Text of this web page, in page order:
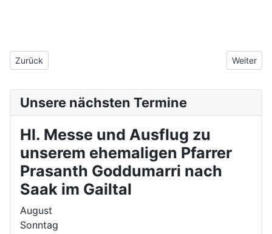
Vorheriger Beitrag: Voices of Christmas
Zurück Nächster
Weiter
Unsere nächsten Termine
Hl. Messe und Ausflug zu
unserem ehemaligen Pfarrer
Prasanth Goddumarri nach
Saak im Gailtal
August
Sonntag